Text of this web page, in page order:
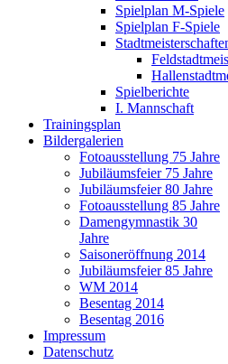
Spielplan M-Spiele
Spielplan F-Spiele
Spielberichte
I. Mannschaft
Trainingsplan
Bildergalerien
Fotoausstellung 75 Jahre
Jubiläumsfeier 75 Jahre
Jubiläumsfeier 80 Jahre
Fotoausstellung 85 Jahre
Damengymnastik 30
Jahre
Saisoneröffnung 2014
Jubiläumsfeier 85 Jahre
WM 2014
Besentag 2014
Besentag 2016
Impressum
Datenschutz